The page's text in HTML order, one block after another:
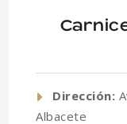
Dirección:
Albacete